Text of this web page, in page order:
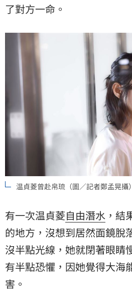
了對方一命。
温貞菱曾赴帛琉（圖／記者鄭孟晃攝）
有一次温貞菱自由潛水 ，結
的地方，沒想到居然面鏡脫
沒半點光線，她就閉著眼睛
有半點恐懼，因她覺得大海
害。